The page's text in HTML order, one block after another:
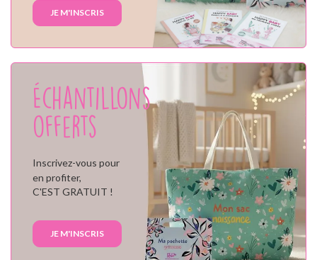
JE M'INSCRIS
Échantillons
offerts
Inscrivez-vous pour
en profiter,
C'EST GRATUIT !
JE M'INSCRIS